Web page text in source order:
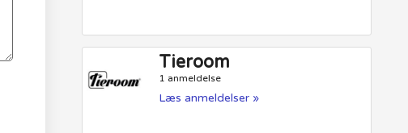
Tieroom
1 anmeldelse
Læs anmeldelser »